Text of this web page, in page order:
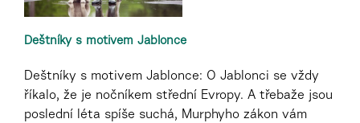
Deštníky s motivem Jablonce
Deštníky s motivem Jablonce: O Jablonci se vždy
říkalo, že je nočníkem střední Evropy. A třebaže jsou
poslední léta spíše suchá, Murphyho zákon vám